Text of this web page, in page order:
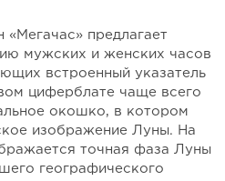
«Мегачас» предлагает
мужских и женских часов
встроенный указатель
циферблате чаще всего
окошко, в котором
изображение Луны. На
точная фаза Луны
географического